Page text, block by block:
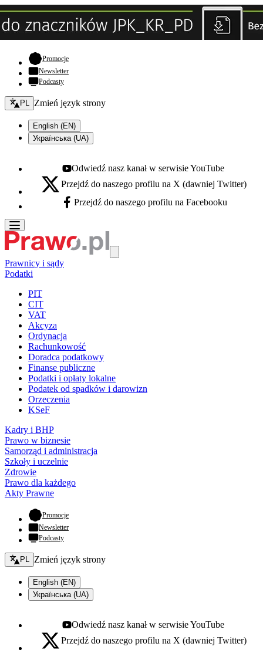
Promocje- otwiera się w nowej karcie
Newsletter
Podcasty
Zmień język - bieżący:
PL Zmień język strony
English (EN)
Українська (UA)
Youtube - otwiera się w nowej karcie
Odwiedź nasz kanał w serwisie YouTube
X - otwiera się w nowej karcie
Przejdź do naszego profilu na X (dawniej Twitter)
Facebook - otwiera się w nowej karcie
Przejdź do naszego profilu na Facebooku
Prawnicy i sądy
Podatki
PIT
CIT
VAT
Akcyza
Ordynacja
Rachunkowość
Doradca podatkowy
Finanse publiczne
Podatki i opłaty lokalne
Podatek od spadków i darowizn
Orzeczenia
KSeF
Kadry i BHP
Prawo w biznesie
Samorząd i administracja
Szkoły i uczelnie
Zdrowie
Prawo dla każdego
Akty Prawne
Promocje- otwiera się w nowej karcie
Newsletter
Podcasty
Zmień język - bieżący:
PL Zmień język strony
English (EN)
Українська (UA)
Youtube - otwiera się w nowej karcie
Odwiedź nasz kanał w serwisie YouTube
X - otwiera się w nowej karcie
Przejdź do naszego profilu na X (dawniej Twitter)